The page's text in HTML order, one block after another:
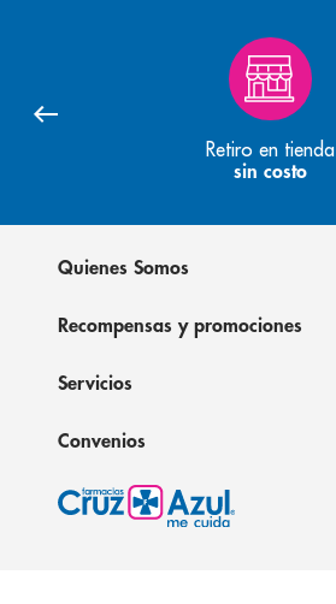
Retiro en tienda
sin costo
Quienes Somos
Recompensas y promociones
Servicios
Convenios